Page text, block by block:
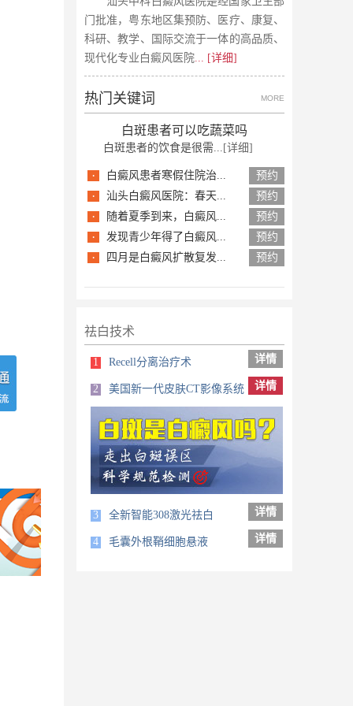
门批准，粤东地区集预防、医疗、康复、
科研、教学、国际交流于一体的高品质、
现代化专业白癜风医院... [详细]
热门关键词 MORE
白斑患者可以吃蔬菜吗
白斑患者的饮食是很需... [详细]
· 白癜风患者寒假住院治... 预约
· 汕头白癜风医院：春天... 预约
· 随着夏季到来，白癜风... 预约
· 发现青少年得了白癜风... 预约
· 四月是白癜风扩散复发... 预约
祛白技术
1 Recell分离治疗术 详情
2 美国新一代皮肤CT影像系统 详情
全新智能308激光祛白
4 毛囊外根鞘细胞悬液 详情